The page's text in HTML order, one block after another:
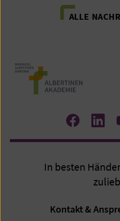
ALLE
Zum
Facebook
Zum
In besten
Kontakt &